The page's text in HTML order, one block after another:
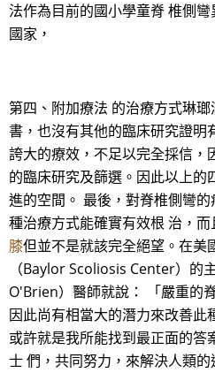
法作為目前的國小學童脊 椎側
國家，
第四、附加療法 的治療方式琳
書，也沒有其他的臨床研究證明
誇大的療效，不足以完全採信，
的臨床研究及篩選。因此以上的
進的空間。 最後，對脊椎側彎
種治療方式能確實有效根 治，而
膝但並不是就該完全絕望。在美
（Baylor Scoliosis Center）的
O'Brien）醫師就說： 「嚴重的
因此尚有相當大的潛力來改善此
或許就是我所能找到最正面的答
士 們，共同努力，來解決人類